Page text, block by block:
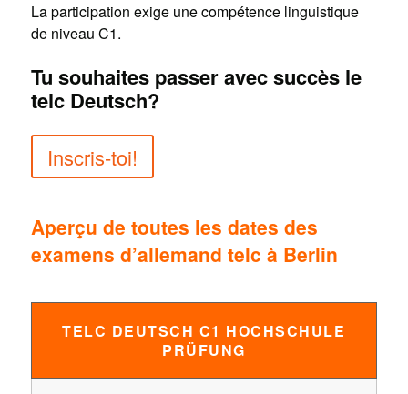
La participation exige une compétence linguistique
de niveau C1.
Tu souhaites passer avec succès le
telc Deutsch?
Inscris-toi!
Aperçu de toutes les dates des
examens d’allemand telc à Berlin
TELC DEUTSCH C1 HOCHSCHULE
PRÜFUNG